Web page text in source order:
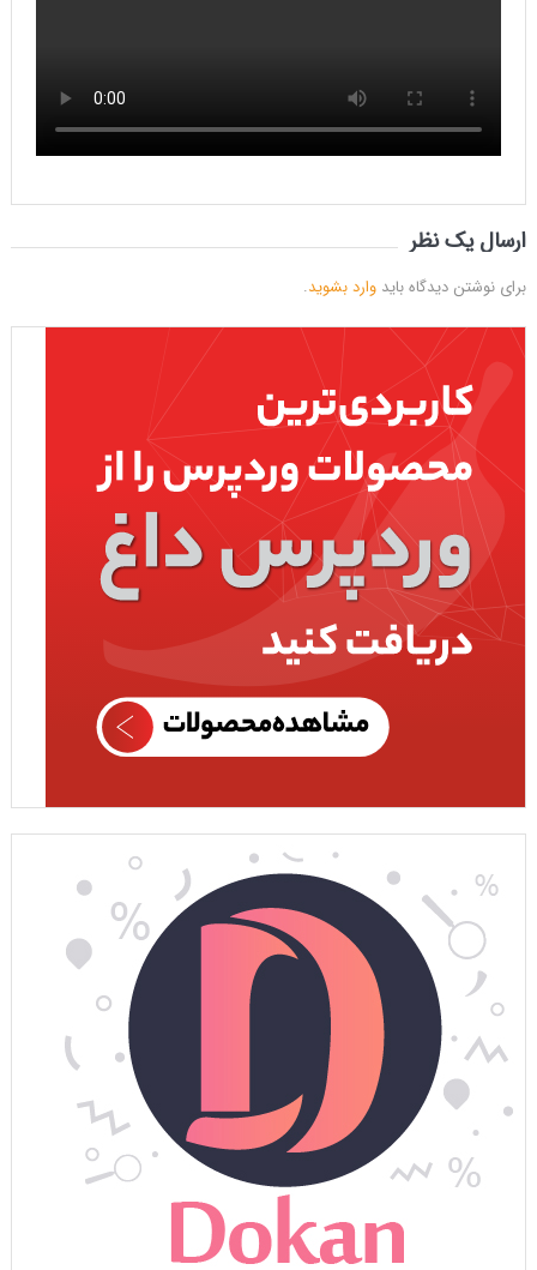
ارسال یک نظر
برای نوشتن دیدگاه باید وارد بشوید.